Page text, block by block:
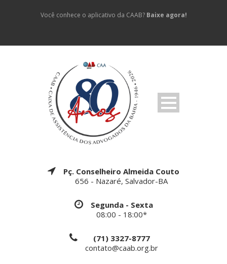
Você conhece o aplicativo da CAAB? Baixe agora!
Pç. Conselheiro Almeida Couto
656 - Nazaré, Salvador-BA
Segunda - Sexta
08:00 - 18:00*
(71) 3327-8777
contato@caab.org.br